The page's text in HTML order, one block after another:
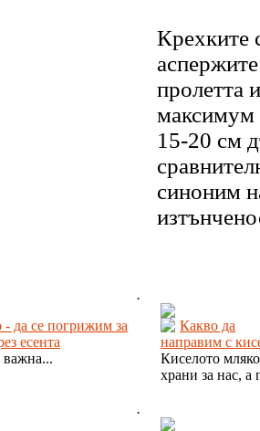
Крехките
пролетта
максимум
15-20 см
синоним
.
- да се погрижим за
есента
важна...
Какво да
направим с
Киселото
храни за нас, а
.